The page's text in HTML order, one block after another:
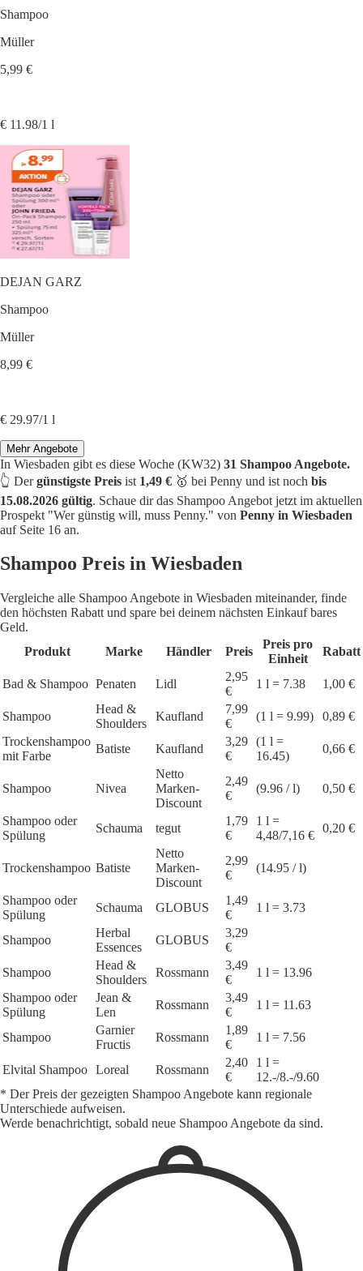
Shampoo
Müller
5,99 €
€ 11.98/1 l
DEJAN GARZ
Shampoo
Müller
8,99 €
€ 29.97/1 l
Mehr Angebote
In Wiesbaden gibt es diese Woche (KW32) 31 Shampoo Angebote.
👆 Dergünstigste Preis ist 1,49 € 🥇 bei Penny und ist noch bis
15.08.2026 gültig. Schaue dir das Shampoo Angebot jetzt im aktuellen
Prospekt "Wer günstig will, muss Penny." von Penny in Wiesbaden
auf Seite 16 an.
Shampoo Preis in Wiesbaden
Vergleiche alle Shampoo Angebote in Wiesbaden miteinander, finde
den höchsten Rabatt und spare bei deinem nächsten Einkauf bares
Geld.
Produkt
Marke Händler Preis
Preis pro
Einheit
Rabatt
Bad & Shampoo Penaten Lidl
2,95
€
1 l = 7.38 1,00 €
Shampoo
Head &
Shoulders
Kaufland
7,99
€
(1 l = 9.99)
0,89 €
Trockenshampoo
mit Farbe
Batiste Kaufland
3,29
€
(1 l =
16.45)
0,66 €
Shampoo Nivea
Netto
Marken-
Discount
2,49
€
(9.96 / l) 0,50 €
Shampoo oder
Spülung
Schauma tegut
1,79
€
1 l =
4,48/7,16 €
0,20 €
Trockenshampoo Batiste
Netto
Marken-
Discount
2,99
€
(14.95 / l)
Shampoo oder
Spülung
Schauma GLOBUS
1,49
€
1 l = 3.73
Shampoo
Herbal
Essences
GLOBUS
3,29
€
Shampoo
Head &
Shoulders
Rossmann
3,49
€
1 l = 13.96
Shampoo oder
Spülung
Jean &
Len
Rossmann
3,49
€
1 l = 11.63
Shampoo
Garnier
Fructis
Rossmann
1,89
€
1 l = 7.56
Elvital Shampoo Loreal Rossmann
2,40
€
1 l =
12.-/8.-/9.60
* Der Preis der gezeigten Shampoo Angebote kann regionale
Unterschiede aufweisen.
Werde benachrichtigt, sobald neue Shampoo Angebote da sind.